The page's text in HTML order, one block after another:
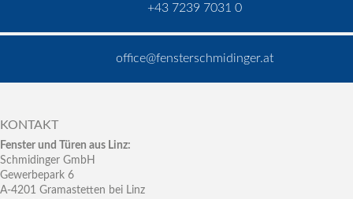
+43 7239 7031 0
office@fensterschmidinger.at
KONTAKT
Fenster und Türen aus Linz:
Schmidinger GmbH
Gewerbepark 6
A-4201 Gramastetten bei Linz